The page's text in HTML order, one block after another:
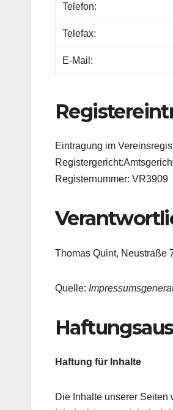
Telefon:
Telefax:
E-Mail:
Eintragung im
Registernummer: VR3909
Thomas Quint, Neustraße
Quelle:
Haftung für Inhalte
Die Inhalte unserer Seiten